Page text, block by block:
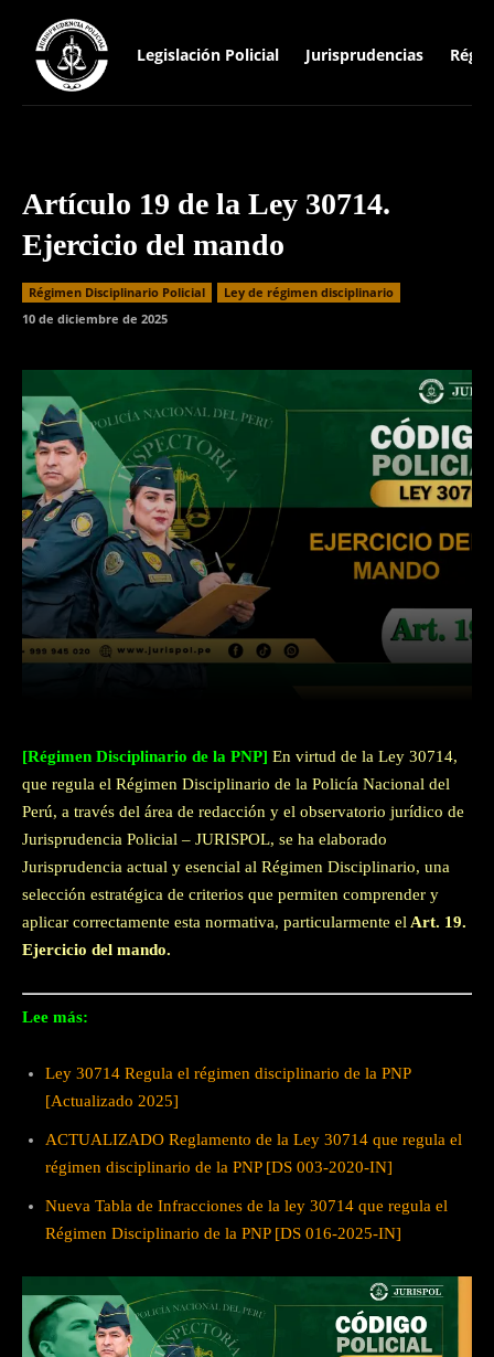
Legislación Policial Jurisprudencias
Artículo 19 de la Ley 30714.
Ejercicio del mando
Régimen Disciplinario Policial
Ley de régimen disciplinario
10 de diciembre de 2025
[Régimen Disciplinario de la PNP] En virtud de la Ley 30714,
que regula el Régimen Disciplinario de la Policía Nacional del
Perú, a través del área de redacción y el observatorio jurídico de
Jurisprudencia Policial – JURISPOL, se ha elaborado
Jurisprudencia actual y esencial al Régimen Disciplinario, una
selección estratégica de criterios que permiten comprender y
aplicar correctamente esta normativa, particularmente elArt. 19.
Ejercicio del mando.
Lee más:
Ley 30714 Regula el régimen disciplinario de la PNP
[Actualizado 2025]
ACTUALIZADO Reglamento de la Ley 30714 que regula el
régimen disciplinario de la PNP [DS 003-2020-IN]
Nueva Tabla de Infracciones de la ley 30714 que regula el
Régimen Disciplinario de la PNP [DS 016-2025-IN]